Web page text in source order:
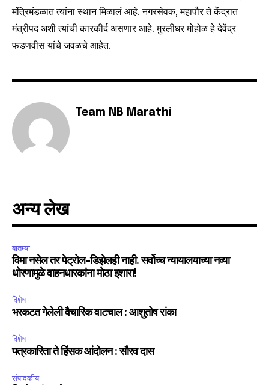
मंत्रिमंडळात त्यांना स्थान मिळालं आहे. नगरसेवक, महापौर ते केंद्रात
मंत्रीपद अशी त्यांची कारकीर्द असणार आहे. मुरलीधर मोहोळ हे देवेंद्र
फडणवीस यांचे जवळचे आहेत.
Team NB Marathi
अन्य लेख
बातम्या
विमा नसेल तर पेट्रोल-डिझेलही नाही. सर्वोच्च न्यायालयाच्या नव्या
धोरणामुळे वाहनधारकांना मोठा इशारा!
विशेष
भरकटत गेलेली वैचारिक वाटचाल : आशुतोष रांका
विशेष
पत्रकारिता ते हिंसक आंदोलन : सौरव दास
संपादकीय